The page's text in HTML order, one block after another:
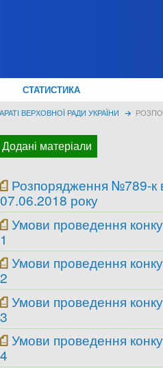
СТАТИСТИКА
ВЕРХОВНОЇ РАДИ УКРАЇНИ
Додані матеріали
Розпорядження №789-к
07.06.2018 року
Умови проведення
1
Умови проведення
2
Умови проведення
3
Умови проведення
4